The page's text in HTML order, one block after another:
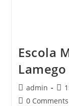
Escola
Lamego
Post
author:
admin
Post0 Comments